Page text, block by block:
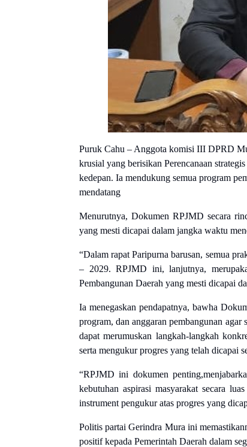
Puruk Cahu – Anggota komisi III DPRD
krusial yang berisikan Perencanaan
kedepan. Ia mendukung semua program
mendatang
Menurutnya, Dokumen RPJMD secara
yang mesti dicapai dalam jangka waktu
“Dalam rapat Paripurna barusan, semua
– 2029. RPJMD ini, lanjutnya,
Pembangunan Daerah yang mesti dicapai
Ia menegaskan pendapatnya, bawha
program, dan anggaran pembangunan
dapat merumuskan langkah-langkah
serta mengukur progres yang telah dicapai
“RPJMD ini dokumen
kebutuhan aspirasi masyarakat secara
instrument pengukur atas progres yang
Politis partai Gerindra Mura ini
positif kepada Pemerintah Daerah dalam